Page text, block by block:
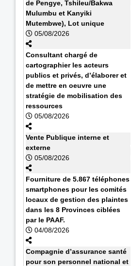
de Pengye, Tshileu/Bakwa
Mulumbu et Kanyiki
Mutembwe), Lot unique
05/08/2026
Consultant chargé de
cartographier les acteurs
publics et privés, d’élaborer et
de mettre en oeuvre une
stratégie de mobilisation des
ressources
05/08/2026
Vente Publique interne et
externe
05/08/2026
Fourniture de 5.867 téléphones
smartphones pour les comités
locaux de gestion des plaintes
dans les 8 Provinces ciblées
par le PAAF.
04/08/2026
Compagnie d’assurance santé
pour son personnel national et